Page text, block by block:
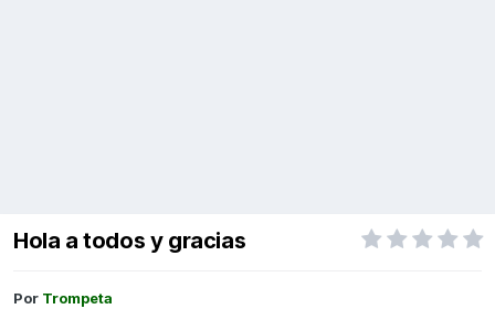
Hola a todos y gracias
Por Trompeta